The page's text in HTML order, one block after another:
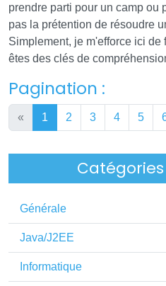
prendre parti pour un camp ou
pas la prétention de résoudre
Simplement, je m'efforce ici
êtes des clés de
Pagination :
« 1 2 3 4 5
Générale
Java/J2EE
Informatique